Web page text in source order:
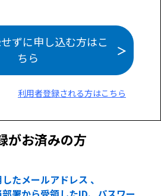
ずに申し込む方はこ
ちら
利用者登録される方はこちら
がお済みの方
たメールアドレス 、